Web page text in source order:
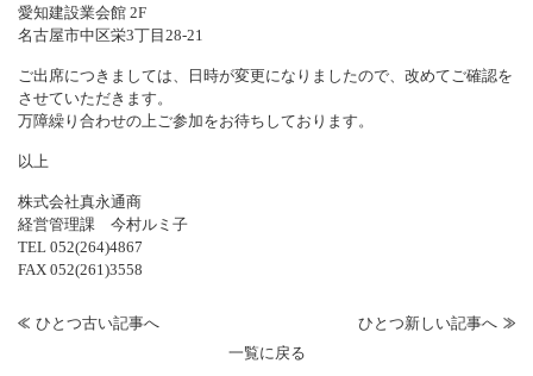
愛知建設業会館 2F
名古屋市中区栄3丁目28-21
ご出席につきましては、日時が変更になりましたので、改めてご確認を
させていただきます。
万障繰り合わせの上ご参加をお待ちしております。
以上
株式会社真永通商
経営管理課 今村ルミ子
TEL 052(264)4867
FAX 052(261)3558
ひとつ古い記事へ
一覧に戻る
ひとつ新しい記事へ